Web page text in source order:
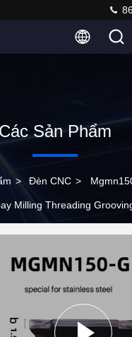
Các Sản Phẩm
> Đèn CNC >
Milling Threading